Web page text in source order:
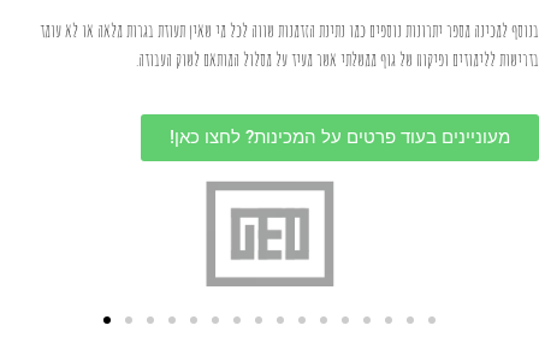
בנוסף למכינה מספר יתרונות נוספים כמו נתינת הזדמנות שווה לכל מי שאין תעודת בגרות מלאה או לא עומד
בדרישות ללימודים ופיקוח של גוף ממשלתי אשר מעיד על מסלול המותאם לשוק העבודה.
מעוניינים בעוד פרטים על המכינות? לחצו כאן!